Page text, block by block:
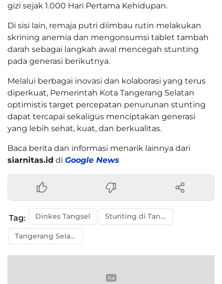
gizi sejak 1.000 Hari Pertama Kehidupan.
Di sisi lain, remaja putri diimbau rutin melakukan
skrining anemia dan mengonsumsi tablet tambah
darah sebagai langkah awal mencegah stunting
pada generasi berikutnya.
Melalui berbagai inovasi dan kolaborasi yang terus
diperkuat, Pemerintah Kota Tangerang Selatan
optimistis target percepatan penurunan stunting
dapat tercapai sekaligus menciptakan generasi
yang lebih sehat, kuat, dan berkualitas.
Baca berita dan informasi menarik lainnya dari
siarnitas.id di Google News
Tag: Dinkes Tangsel Stunting di Tangsel
Tangerang Selatan